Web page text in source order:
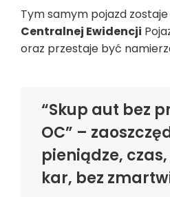
Tym samym pojazd zostaje
Centralnej Ewidencji
oraz przestaje być
“Skup aut bez
OC” –
pieniądze,
kar, bez